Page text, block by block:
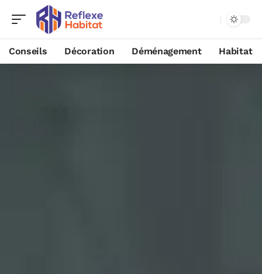
Conseils Décoration Déménagement Habitat